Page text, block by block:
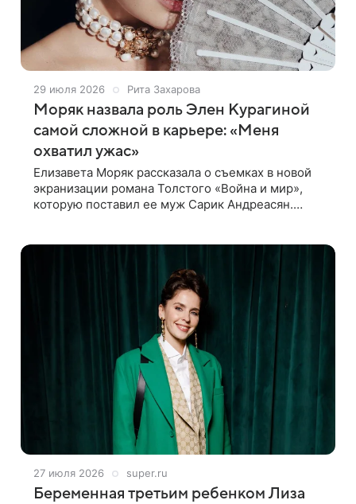
29 июля 2026 Рита Захарова
Моряк назвала роль Элен Курагиной
самой сложной в карьере: «Меня
охватил ужас»
Елизавета Моряк рассказала о съемках в новой
экранизации романа Толстого «Война и мир»,
которую поставил ее муж Сарик Андреасян.
27 июля 2026 super.ru
Беременная третьим ребенком Лиза